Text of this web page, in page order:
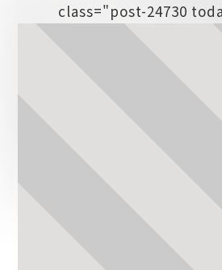
class="post-24730